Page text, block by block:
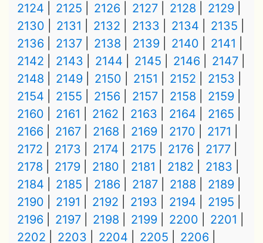
2124 2125 2126 2127 2128
2129
2130
2131 2132 2133 2134
2135
2136
2137 2138 2139 2140
2141
2142
2143 2144 2145 2146
2147
2148
2149 2150 2151 2152
2153
2154
2155 2156 2157 2158
2159
2160
2161 2162 2163 2164
2165
2166
2167 2168 2169 2170
2171
2172
2173 2174 2175 2176
2177
2178
2179 2180 2181 2182
2183
2184
2185 2186 2187 2188
2189
2190
2191 2192 2193 2194
2195
2196
2197 2198 2199 2200
2201
2202
2203 2204 2205
2206